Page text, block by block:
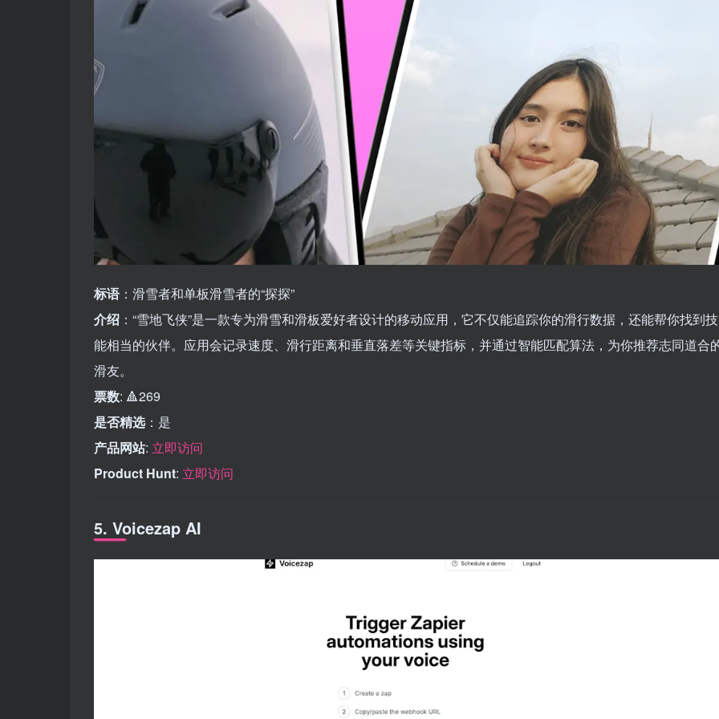
标语 ：滑雪者和单板滑雪者的“探探”
介绍 ：“雪地飞侠”是一款专为滑雪和滑板爱好者设计的移动应用，它不仅能追踪你的滑行数据，还能帮你找到技
能相当的伙伴。应用会记录速度、滑行距离和垂直落差等关键指标，并通过智能匹配算法，为你推荐志同道合
滑友。
票数: 🔺269
是否精选：是
产品网站: 立即访问
Product Hunt: 立即访问
5. Voicezap AI